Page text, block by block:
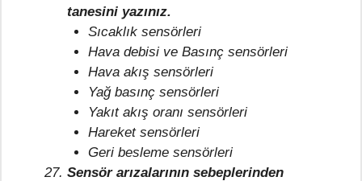
tanesini yazınız.
Sıcaklık sensörleri
Hava debisi ve Basınç sensörleri
Hava akış sensörleri
Yağ basınç sensörleri
Yakıt akış oranı sensörleri
Hareket sensörleri
Geri besleme sensörleri
Sensör arızalarının sebeplerinden